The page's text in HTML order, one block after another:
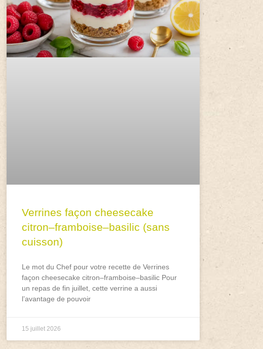
Verrines façon cheesecake
citron–framboise–basilic (sans
cuisson)
Le mot du Chef pour votre recette de Verrines
façon cheesecake citron–framboise–basilic Pour
un repas de fin juillet, cette verrine a aussi
l’avantage de pouvoir
15 juillet 2026